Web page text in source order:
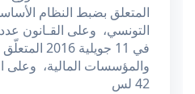
المتعلق بضبط النظام
في 11 جويلية
والمؤسسات المالية، وعلى
42 لس